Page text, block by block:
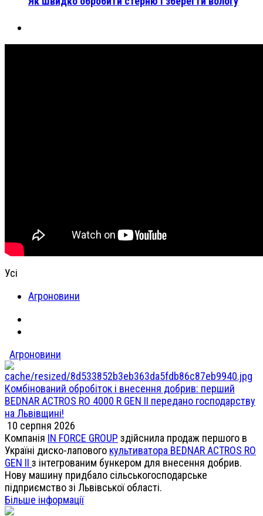
Усі
Агроновини
Агроновини
Комбінований обробіток і внесення добрив: перший
BEDNAR ACTROS RO 4000 R GEN II передано господарству
на Львівщині!
10 серпня 2026
Компанія IN FORCE GROUP здійснила продаж першого в
Україні диско-лапового культиватора BEDNAR ACTROS RO
GEN II з інтегрованим бункером для внесення добрив.
Нову машину придбало сільськогосподарське
підприємство зі Львівської області.
Більше інформації